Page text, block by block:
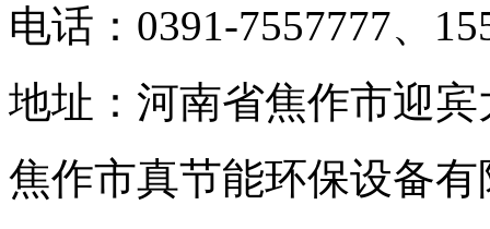
电话：0391-7557777、
地址：河南省焦作市迎宾
焦作市真节能环保设备